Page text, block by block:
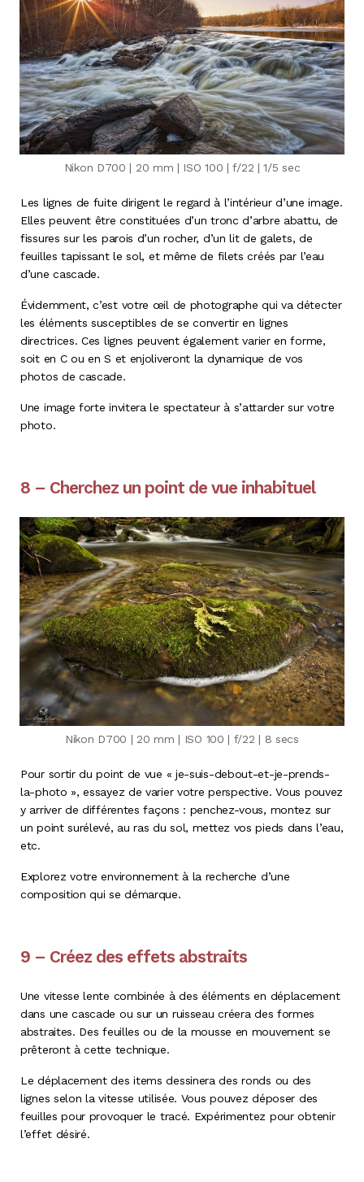
Nikon D700 | 20 mm | ISO 100 | f/22 | 1/5 sec
Les lignes de fuite dirigent le regard à l’intérieur d’une image.
Elles peuvent être constituées d’un tronc d’arbre abattu, de
fissures sur les parois d’un rocher, d’un lit de galets, de
feuilles tapissant le sol, et même de filets créés par l’eau
d’une cascade.
Évidemment, c’est votre œil de photographe qui va détecter
les éléments susceptibles de se convertir en lignes
directrices. Ces lignes peuvent également varier en forme,
soit en C ou en S et enjoliveront la dynamique de vos
photos de cascade.
Une image forte invitera le spectateur à s’attarder sur votre
photo.
8 – Cherchez un point de vue inhabituel
Nikon D700 | 20 mm | ISO 100 | f/22 | 8 secs
Pour sortir du point de vue « je-suis-debout-et-je-prends-
la-photo », essayez de varier votre perspective. Vous pouvez
y arriver de différentes façons : penchez-vous, montez sur
un point surélevé, au ras du sol, mettez vos pieds dans l’eau,
etc.
Explorez votre environnement à la recherche d’une
composition qui se démarque.
9 – Créez des effets abstraits
Une vitesse lente combinée à des éléments en déplacement
dans une cascade ou sur un ruisseau créera des formes
abstraites. Des feuilles ou de la mousse en mouvement se
prêteront à cette technique.
Le déplacement des items dessinera des ronds ou des
lignes selon la vitesse utilisée. Vous pouvez déposer des
feuilles pour provoquer le tracé. Expérimentez pour obtenir
l’effet désiré.